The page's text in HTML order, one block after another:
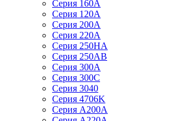
Серия 160А
Серия 120A
Серия 200А
Серия 220А
Серия 250HA
Серия 250АB
Серия 300А
Серия 300С
Серия 3040
Серия 4706K
Серия A200A